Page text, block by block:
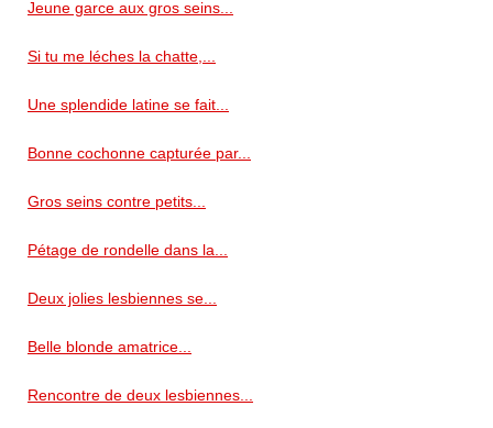
Jeune garce aux gros seins...
Si tu me léches la chatte,...
Une splendide latine se fait...
Bonne cochonne capturée par...
Gros seins contre petits...
Pétage de rondelle dans la...
Deux jolies lesbiennes se...
Belle blonde amatrice...
Rencontre de deux lesbiennes...